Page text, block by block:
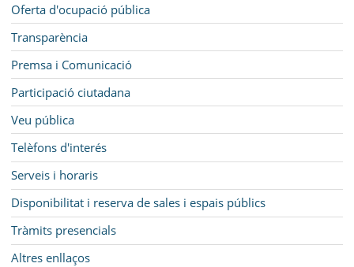
Oferta d'ocupació pública
Transparència
Premsa i Comunicació
Participació ciutadana
Veu pública
Telèfons d'interés
Serveis i horaris
Disponibilitat i reserva de sales i espais públics
Tràmits presencials
Altres enllaços